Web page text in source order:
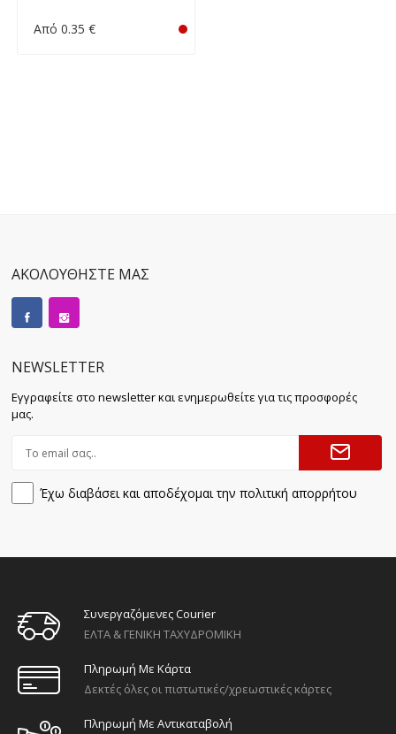
Από 0.35 €
ΑΚΟΛΟΥΘΗΣΤΕ ΜΑΣ
NEWSLETTER
Εγγραφείτε στο newsletter και ενημερωθείτε για τις προσφορές
μας.
Έχω διαβάσει και αποδέχομαι την πολιτική απορρήτου
Συνεργαζόμενες Courier
ΕΛΤΑ & ΓΕΝΙΚΗ ΤΑΧΥΔΡΟΜΙΚΗ
Πληρωμή Με Κάρτα
Δεκτές όλες οι πιστωτικές/χρεωστικές κάρτες
Πληρωμή Με Αντικαταβολή